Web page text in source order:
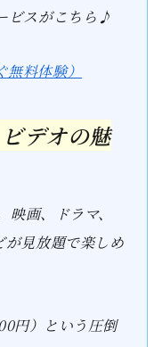
ビスがこちら♪
料体験）
デオの魅
画、ドラマ、
が見放題で楽しめ
円）という圧倒